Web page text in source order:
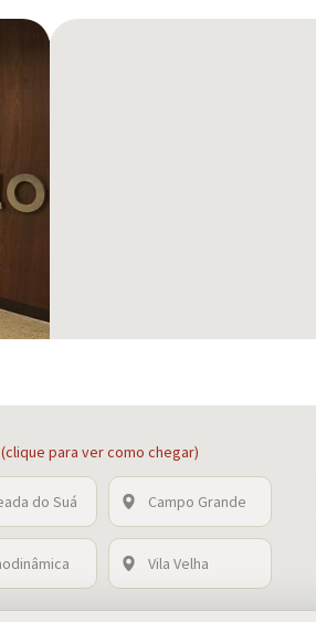
(clique para ver como chegar)
do Suá Campo Grande
Vila Velha